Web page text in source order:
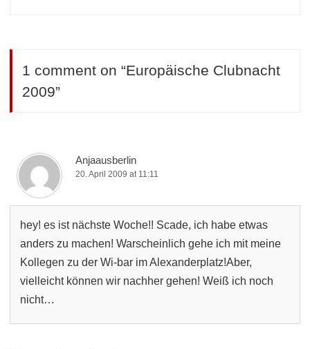
1 comment on “Europäische Clubnacht
2009”
Anjaausberlin
20. April 2009 at 11:11
hey! es ist nächste Woche!! Scade, ich habe etwas
anders zu machen! Warscheinlich gehe ich mit meine
Kollegen zu der Wi-bar im Alexanderplatz!Aber,
vielleicht können wir nachher gehen! Weiß ich noch
nicht…